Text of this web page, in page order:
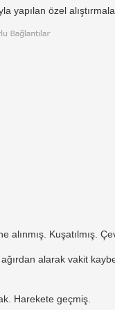
yapılan özel
alınmış. Kuşatılmış.
alarak vakit
Harekete geçmiş.